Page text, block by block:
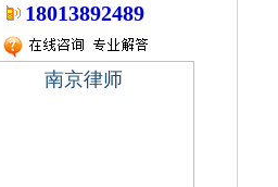
18013892489